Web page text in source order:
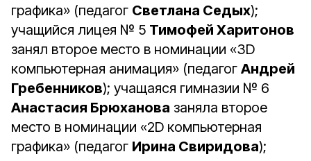
графика» (педагог Светлана Седых);
учащийся лицея № 5 Тимофей Харитонов
занял второе место в номинации «3D
компьютерная анимация» (педагог Андрей
Гребенников); учащаяся гимназии № 6
Анастасия Брюханова заняла второе
место в номинации «2D компьютерная
графика» (педагог Ирина Свиридова);